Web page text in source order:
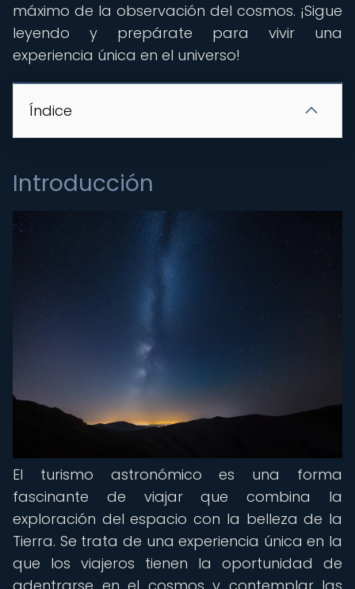
máximo de la observación del cosmos. ¡Sigue
leyendo y prepárate para vivir una
experiencia única en el universo!
Índice
Introducción
El turismo astronómico es una forma
fascinante de viajar que combina la
exploración del espacio con la belleza de la
Tierra. Se trata de una experiencia única en la
que los viajeros tienen la oportunidad de